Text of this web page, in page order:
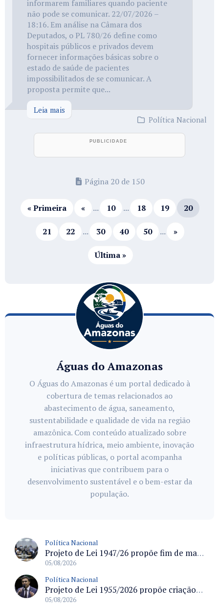
informarem familiares quando paciente
não pode se comunicar. 22/07/2026 –
18:16. Em análise na Câmara dos
Deputados, o PL 780/26 define como
hospitais públicos e privados devem
fornecer informações básicas sobre o
estado de saúde de pacientes
impossibilitados de se comunicar. A
proposta permite que...
Leia mais
Política Nacional
Página 20 de 150
« Primeira « ... 10 ... 18 19 20
21 22 ... 30 40 50 ... »
Última »
Águas do Amazonas
O Águas do Amazonas é um portal dedicado à
cobertura de temas relacionados ao
abastecimento de água, saneamento,
sustentabilidade e qualidade de vida na região
amazônica. Com conteúdo atualizado sobre
infraestrutura hídrica, meio ambiente, inovação
e políticas públicas, o portal acompanha
iniciativas que contribuem para o
desenvolvimento sustentável e o bem-estar da
população.
Política Nacional
Projeto de Lei 1947/26 propõe fim de margens para cartão de crédito e consignado do INSS
05/08/2026
Política Nacional
Projeto de Lei 1955/2026 propõe criação de geração livre de fumo ao restringir venda de vapes a nascidos desde 1º de janeiro de 2009
05/08/2026